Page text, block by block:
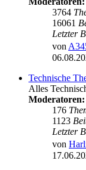
3764
16061
Letzter
von
Technische
Alles
Moderatoren:
176
1123
Letzter
von